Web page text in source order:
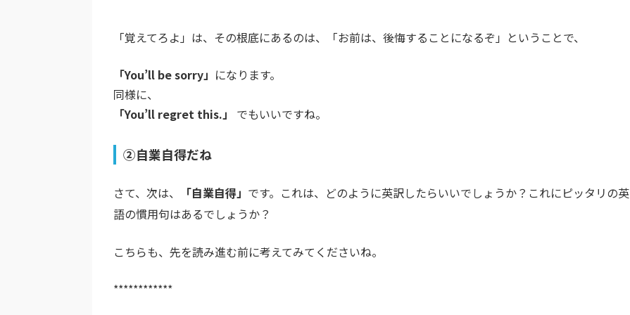
「覚えてろよ」は、その根底にあるのは、「お前は、後悔することになるぞ」ということで、
「You’ll be sorry」 になります。
同様に、
「You’ll regret this.」 でもいいですね。
②自業自得だね
さて、次は、 「自業自得」 です。これは、どのように英訳したらいいでしょうか？これにピッタリの英
語の慣用句はあるでしょうか？
こちらも、先を読み進む前に考えてみてくださいね。
************